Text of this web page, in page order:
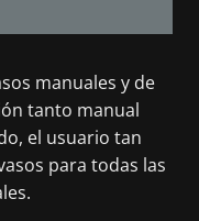
manuales y de
tanto manual
el usuario tan
para todas las